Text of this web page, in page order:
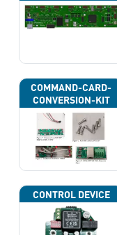
COMMAND-CARD-
CONVERSION-KIT
CONTROL DEVICE